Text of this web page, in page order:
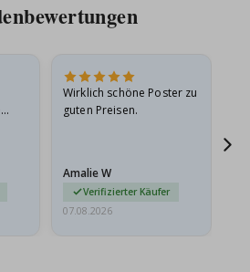
Wirklich schöne Poster zu
guten Preisen.
Amalie W
Verifizierter Käufer
07.08.2026